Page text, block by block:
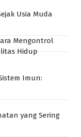
Usia Muda
Mengontrol
Hidup
Imun:
yang Sering